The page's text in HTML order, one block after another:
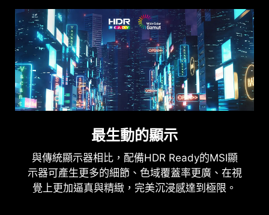
最生動的顯示
與傳統顯示器相比，配備HDR Ready的MSI顯
示器可產生更多的細節、色域覆蓋率更廣、在視
覺上更加逼真與精緻，完美沉浸感達到極限。